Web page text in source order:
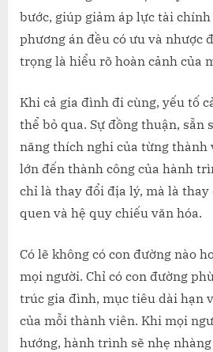
bước, giúp giảm áp lực tài
phương án đều có ưu và nhược
trọng là hiểu rõ hoàn cảnh của
Khi cả gia đình đi cùng, yếu tố
thể bỏ qua. Sự đồng thuận, sẵn
năng thích nghi của từng
lớn đến thành công của hành
chỉ là thay đổi địa lý, mà là
quen và hệ quy chiếu văn hóa.
Có lẽ không có con đường nào
mọi người. Chỉ có con đường
trúc gia đình, mục tiêu dài hạn
của mỗi thành viên. Khi mọi
hướng, hành trình sẽ nhẹ